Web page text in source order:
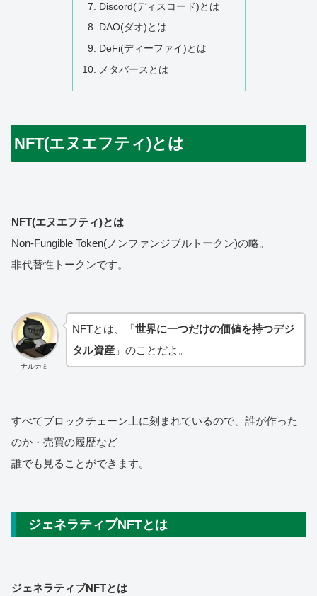
Discord(ディスコード)とは
DAO(ダオ)とは
DeFi(ディーファイ)とは
メタバースとは
NFT(エヌエフティ)とは
NFT(エヌエフティ)とは
Non-Fungible Token(ノンファンジブルトークン)の略。
非代替性トークンです。
ナルカミ
NFTとは、「世界に一つだけの価値を持つデジ
タル資産」のことだよ。
すべてブロックチェーン上に刻まれているので、誰が作った
のか・売買の履歴など
誰でも見ることができます。
ジェネラティブNFTとは
ジェネラティブNFTとは